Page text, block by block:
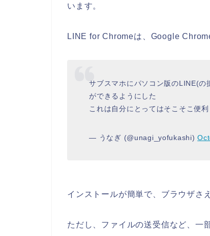
います。
LINE for Chromeは、Google
サブスマホにパソコン版のLINE(
ができるようにした
これは自分にとってはそこそこ便利
— うなぎ (@unagi_yofukashi)
インストールが簡単で、ブラウザさ
ただし、ファイルの送受信など、一